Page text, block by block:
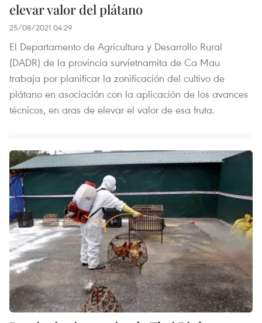
elevar valor del plátano
25/08/2021 04:29
El Departamento de Agricultura y Desarrollo Rural
(DADR) de la provincia survietnamita de Ca Mau
trabaja por planificar la zonificación del cultivo de
plátano en asociación con la aplicación de los avances
técnicos, en aras de elevar el valor de esa fruta.